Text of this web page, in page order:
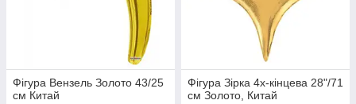
Фігура Вензель Золото 43/25
см Китай
Фігура Зірка 4х-кінцева 28"/71
см Золото, Китай